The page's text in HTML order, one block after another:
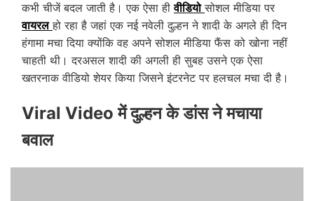
कभी चीजें बदल जाती है। एक ऐसा हीवीडियो सोशल मीडिया पर
वायरल हो रहा है जहां एक नई नवेली दुल्हन ने शादी के अगले ही दिन
हंगामा मचा दिया क्योंकि वह अपने सोशल मीडिया फैंस को खोना नहीं
चाहती थी। दरअसल शादी की अगली ही सुबह उसने एक ऐसा
खतरनाक वीडियो शेयर किया जिसने इंटरनेट पर हलचल मचा दी है।
Viral Video में दुल्हन के डांस ने मचाया
बवाल